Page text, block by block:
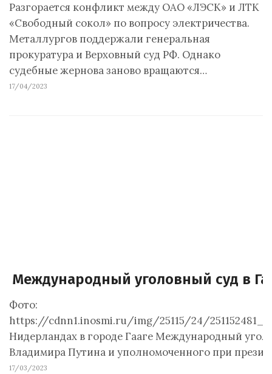
Разгорается конфликт между ОАО «ЛЭСК» и ЛТК
«Свободный сокол» по вопросу электричества.
Металлургов поддержали генеральная
прокуратура и Верховный суд РФ. Однако
судебные жернова заново вращаются…
17/04/2023
Международный уголовный суд в
Фото:
https://cdnn1.inosmi.ru/img/25115/24/
Нидерландах в городе Гааге Международный
Владимира Путина и уполномоченного при
17/03/2023